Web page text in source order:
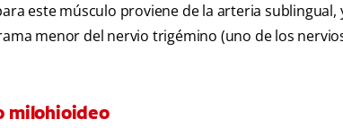
este músculo proviene de la arteria
menor del nervio trigémino (uno de los
milohioideo